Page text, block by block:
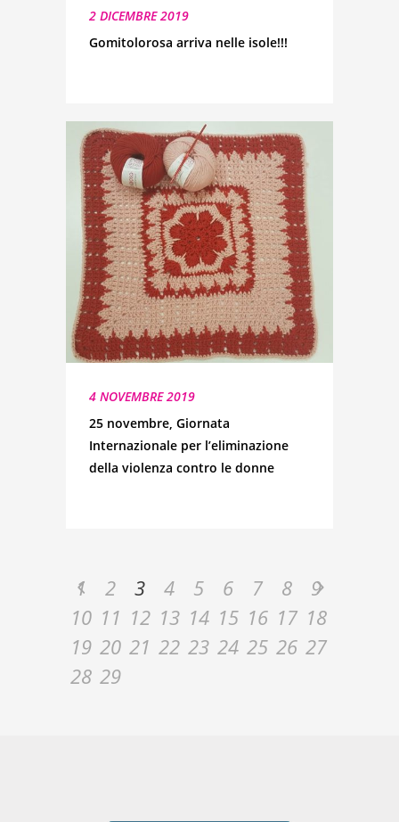
2 DICEMBRE 2019
Gomitolorosa arriva nelle isole!!!
4 NOVEMBRE 2019
25 novembre, Giornata
Internazionale per l’eliminazione
della violenza contro le donne
1 2 3 4 5 6 7 8
9
10 11 12 13 14 15 16 17 18
19 20 21 22 23 24 25 26 27
28 29